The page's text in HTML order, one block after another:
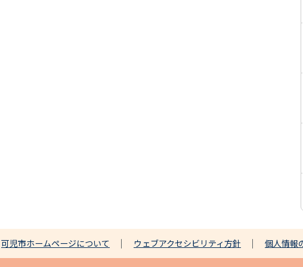
可児市ホームページについて ウェブアクセシビリティ方針 個人情報